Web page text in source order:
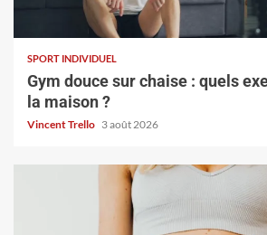
SPORT INDIVIDUEL
Gym douce sur chaise : quels
la maison ?
Vincent Trello 3 août 2026